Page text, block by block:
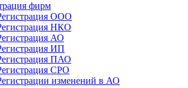
фирм
OOO
НКО
АО
ИП
ПАО
СРО
изменений в АО